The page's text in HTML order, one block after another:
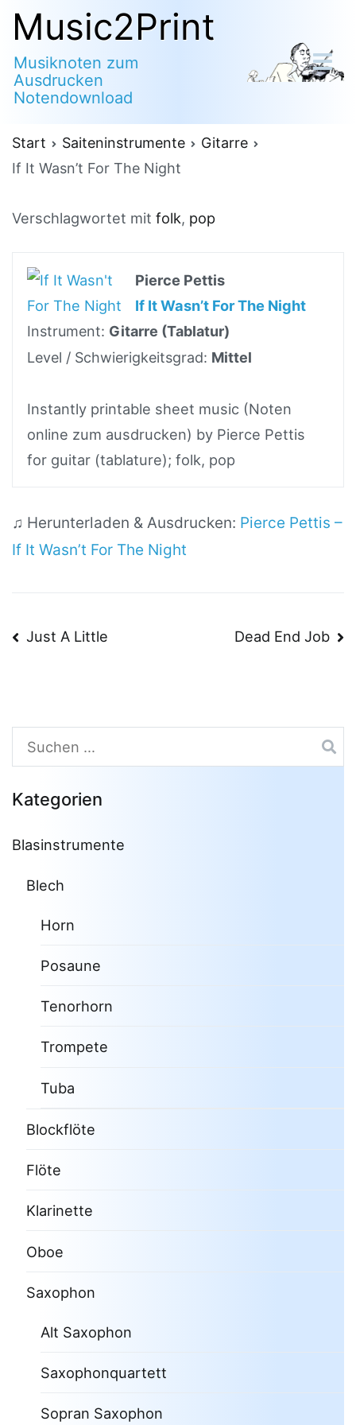
Zum
Inhalt
springen
Music2Print
Musiknoten zum
Ausdrucken
Notendownload
Start Saiteninstrumente
Gitarre
If It Wasn’t For The Night
Verschlagwortet mit folk, pop
Pierce Pettis
If It Wasn’t For The Night
Instrument: Gitarre (Tablatur)
Level / Schwierigkeitsgrad: Mittel
Instantly printable sheet music (Noten
online zum ausdrucken) by Pierce Pettis
for guitar (tablature); folk, pop
♫ Herunterladen & Ausdrucken: Pierce Pettis –
If It Wasn’t For The Night
Beitragsnavigation
Just A Little Dead End Job
Suchen
nach:
Kategorien
Blasinstrumente
Blech
Horn
Posaune
Tenorhorn
Trompete
Tuba
Blockflöte
Flöte
Klarinette
Oboe
Saxophon
Alt Saxophon
Saxophonquartett
Sopran Saxophon